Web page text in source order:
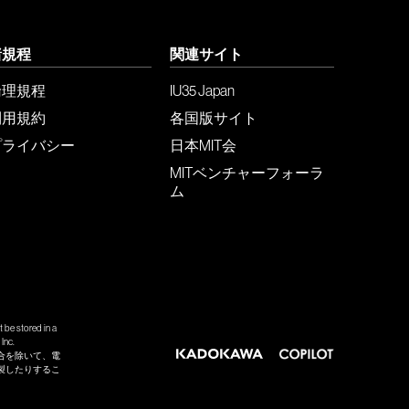
程
規程
規約
イバシー
関連サイト
IU35 Japan
各国版サイト
日本MIT会
MITベンチャーフォーラ
ム
be stored in a
を除いて、電
したりするこ